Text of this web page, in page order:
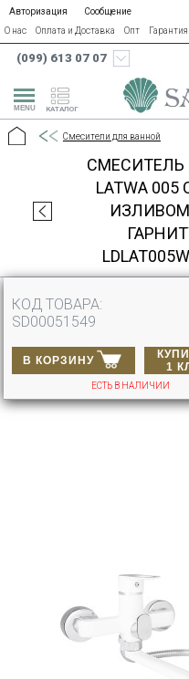
Авторизация
Сообщение
О нас
Оплата и Доставка Опт Гарантия
(099) 613 07 07
КАТАЛОГ
Смесители для ванной
СМЕСИТЕЛЬ
LATWA
КОД ТОВАРА:
SD00051549
В КОРЗИНУ
1
ЕСТЬ В НАЛИЧИИ